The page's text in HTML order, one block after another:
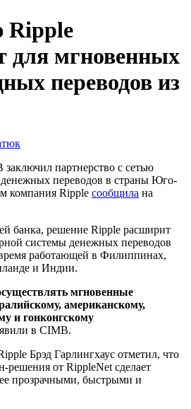
Ripple
для мгновенных
переводов из
партнерство с сетью
денежных переводов в страны Юго-
компания Ripple сообщила на
банка, решение Ripple расширит
системы денежных переводов
работающей в Филиппинах,
и Индии.
мгновенные
американскому,
и гонконгскому
в CIMB.
Брэд Гарлингхаус отметил, что
решения от RippleNet сделает
прозрачными, быстрыми и